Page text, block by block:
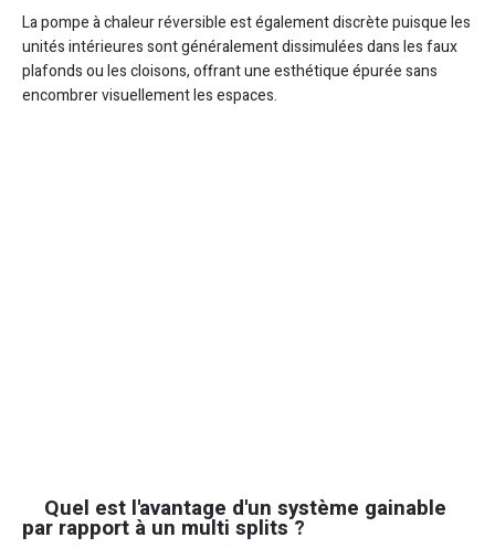
La pompe à chaleur réversible est également discrète puisque les
unités intérieures sont généralement dissimulées dans les faux
plafonds ou les cloisons, offrant une esthétique épurée sans
encombrer visuellement les espaces.
Quel est l'avantage d'un système gainable
par rapport à un multi splits ?